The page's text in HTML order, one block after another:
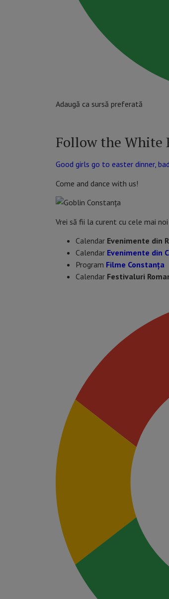
Adaugă ca sursă preferată
Follow the White
Good girls go to easter dinner,
Come and dance with us!
Vrei să fii la curent cu cele mai noi
Calendar Evenimente din
Calendar Evenimente din
Program Filme Constanța
Calendar Festivaluri